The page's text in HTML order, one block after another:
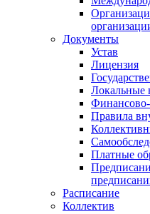
Документы
Устав
Лицензия
Локальные
Финансово-
Правила
Платные
Расписание
Коллектив